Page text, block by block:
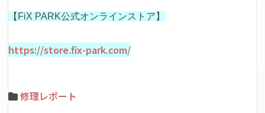
【FiX PARK公式オンラインストア】
https://store.fix-park.com/
修理レポート